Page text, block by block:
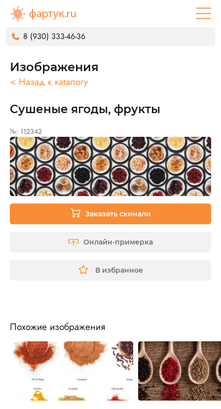
8 (930) 333-46-36
Изображения
< Назад к каталогу
Сушеные ягоды, фрукты
№: 112342
Заказать скинали
Онлайн-примерка
В избранное
Похожие изображения